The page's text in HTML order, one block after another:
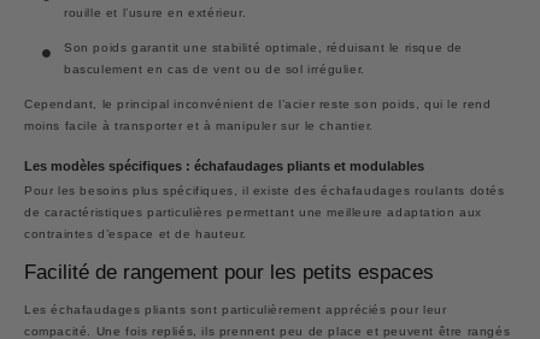
rouille et l’usure en extérieur.
Son poids garantit une stabilité optimale, réduisant le risque de
basculement en cas de vent ou de sol irrégulier.
Cependant, le principal inconvénient de l’acier reste son poids, qui le rend
moins facile à transporter et à manipuler sur le chantier.
Les modèles spécifiques : échafaudages pliants et modulables
Pour les besoins plus spécifiques, il existe des échafaudages roulants dotés
de caractéristiques particulières permettant une meilleure adaptation aux
contraintes d’espace et de hauteur.
Facilité de rangement pour les petits espaces
Leséchafaudages pliants sont particulièrement appréciés pour leur
compacité. Une fois repliés, ils prennent peu de place et peuvent être rangés